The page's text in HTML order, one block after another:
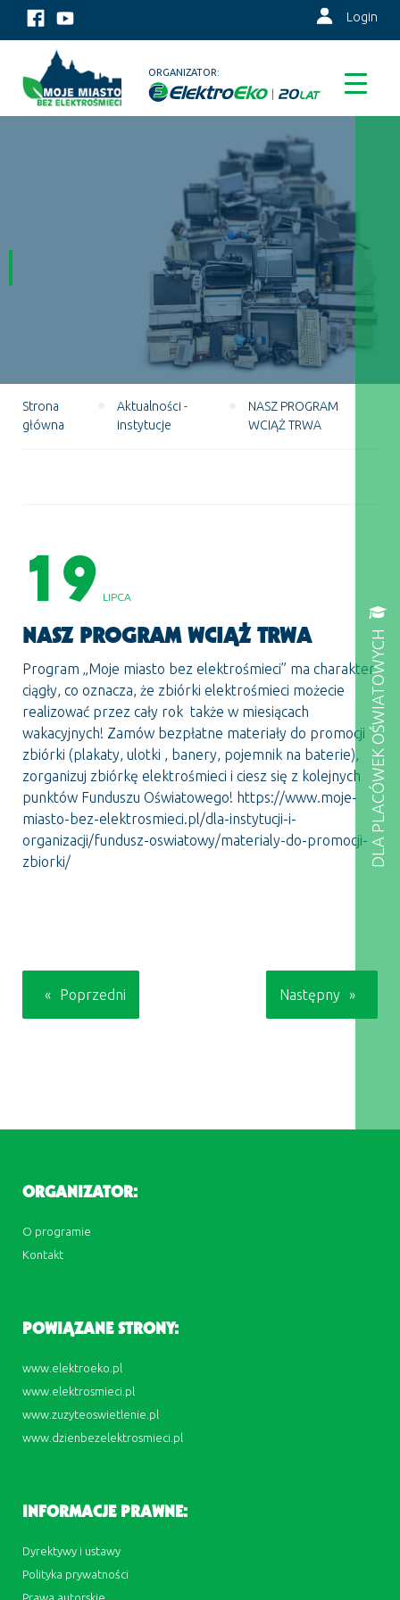
Login
ORGANIZATOR:
Strona
główna
Aktualności -
instytucje
NASZ PROGRAM
WCIĄŻ TRWA
DLA PLACÓWEK OŚWIATOWYCH
19 LIPCA
NASZ PROGRAM WCIĄŻ TRWA
Program „Moje miasto bez elektrośmieci” ma charakter
ciągły, co oznacza, że zbiórki elektrośmieci możecie
realizować przez cały rok także w miesiącach
wakacyjnych! Zamów bezpłatne materiały do promocji
zbiórki (plakaty, ulotki , banery, pojemnik na baterie),
zorganizuj zbiórkę elektrośmieci i ciesz się z kolejnych
punktów Funduszu Oświatowego! https://www.moje-
miasto-bez-elektrosmieci.pl/dla-instytucji-i-
organizacji/fundusz-oswiatowy/materialy-do-promocji-
zbiorki/
Poprzedni Następny
ORGANIZATOR:
O programie
Kontakt
POWIĄZANE STRONY:
www.elektroeko.pl
www.elektrosmieci.pl
www.zuzyteoswietlenie.pl
www.dzienbezelektrosmieci.pl
INFORMACJE PRAWNE:
Dyrektywy i ustawy
Polityka prywatności
Prawa autorskie